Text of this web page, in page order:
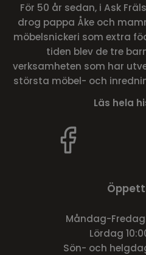
För 50 år sedan, i Ask
drog pappa Åke och
möbelsnickeri som extra
tiden blev de tre
verksamheten som har
största möbel- och
Läs hela
Måndag-
Lördag
Sön- och